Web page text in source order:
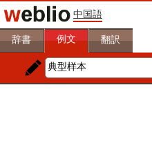
中国語
辞書 例文 翻訳